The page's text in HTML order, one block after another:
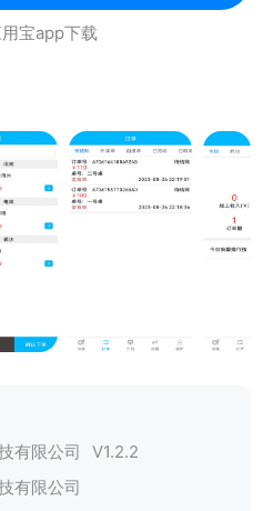
宝app下载
有限公司 V1.2.2
有限公司